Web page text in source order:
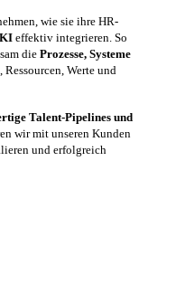
wie sie ihre HR-
effektiv integrieren. So
die Prozesse, Systeme
Ressourcen, Werte und
Talent-Pipelines und
wir mit unseren Kunden
und erfolgreich